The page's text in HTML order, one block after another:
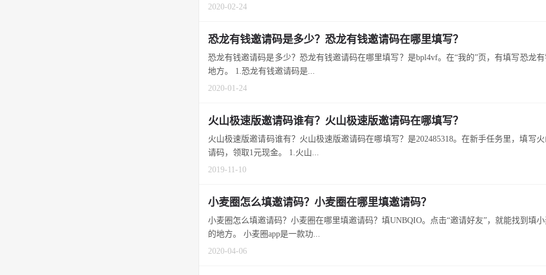
2020-02-24
恐龙有钱邀请码是多少？恐龙有钱邀请码在哪里填写？
恐龙有钱邀请码是多少？恐龙有钱邀请码在哪里填写？是bpl4vf。在“我的”页，有填写恐龙
地方。 1.恐龙有钱邀请码是...
2020-01-24
火山极速版邀请码谁有？火山极速版邀请码在哪填写？
火山极速版邀请码谁有？火山极速版邀请码在哪填写？是202485318。在新手任务里，填写
请码，领取1元现金。 1.火山...
2019-11-10
小麦圈怎么填邀请码？小麦圈在哪里填邀请码？
小麦圈怎么填邀请码？小麦圈在哪里填邀请码？填UNBQIO。点击“邀请好友”，就能找到填
的地方。 小麦圈app是一款功...
2020-04-06